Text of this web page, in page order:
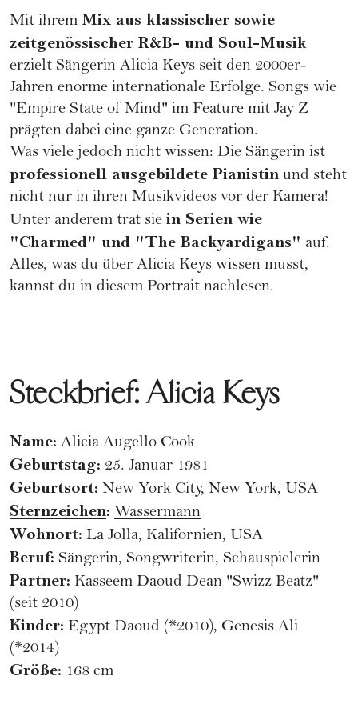
Mit ihrem Mix aus klassischer sowie
zeitgenössischer R&B- und Soul-Musik
erzielt Sängerin Alicia Keys seit den 2000er-
Jahren enorme internationale Erfolge. Songs wie
"Empire State of Mind" im Feature mit Jay Z
prägten dabei eine ganze Generation.
Was viele jedoch nicht wissen: Die Sängerin ist
professionell ausgebildete Pianistin und steht
nicht nur in ihren Musikvideos vor der Kamera!
Unter anderem trat sie in Serien wie
"Charmed" und "The Backyardigans" auf.
Alles, was du über Alicia Keys wissen musst,
kannst du in diesem Portrait nachlesen.
Steckbrief: Alicia Keys
Name: Alicia Augello Cook
Geburtstag: 25. Januar 1981
Geburtsort: New York City, New York, USA
Sternzeichen: Wassermann
Wohnort: La Jolla, Kalifornien, USA
Beruf: Sängerin, Songwriterin, Schauspielerin
Partner: Kasseem Daoud Dean "Swizz Beatz"
(seit 2010)
Kinder: Egypt Daoud (*2010), Genesis Ali
(*2014)
Größe: 168 cm